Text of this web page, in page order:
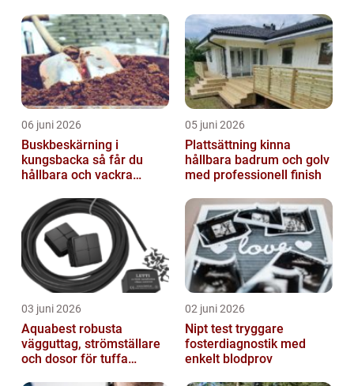
06 juni 2026
Buskbeskärning i
kungsbacka så får du
hållbara och vackra
05 juni 2026
Plattsättning kinna
hållbara badrum och golv
med professionell finish
03 juni 2026
Aquabest robusta
vägguttag, strömställare
och dosor för tuffa
02 juni 2026
Nipt test tryggare
fosterdiagnostik med
enkelt blodprov